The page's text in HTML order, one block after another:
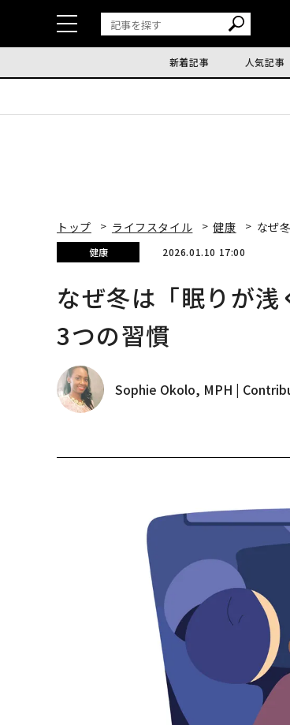
新着記事 人気記事
トップ ライフスタイル 健康 なぜ
健康 2026.01.10 17:00
なぜ冬は「眠りが
3つの習慣
Sophie Okolo, MPH |